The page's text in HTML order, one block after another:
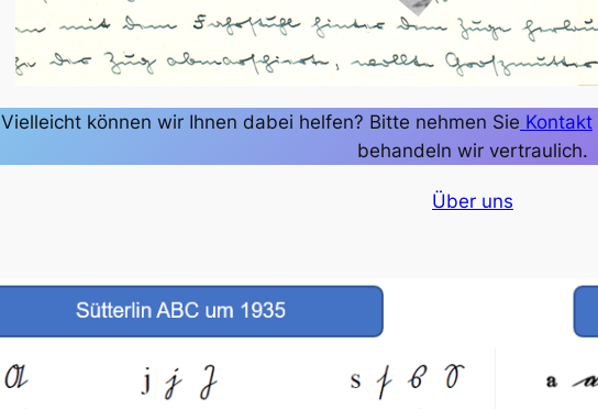
Vielleicht können wir Ihnen dabei helfen? Bitte nehmen Sie Kontakt
behandeln wir vertraulich.
Über uns